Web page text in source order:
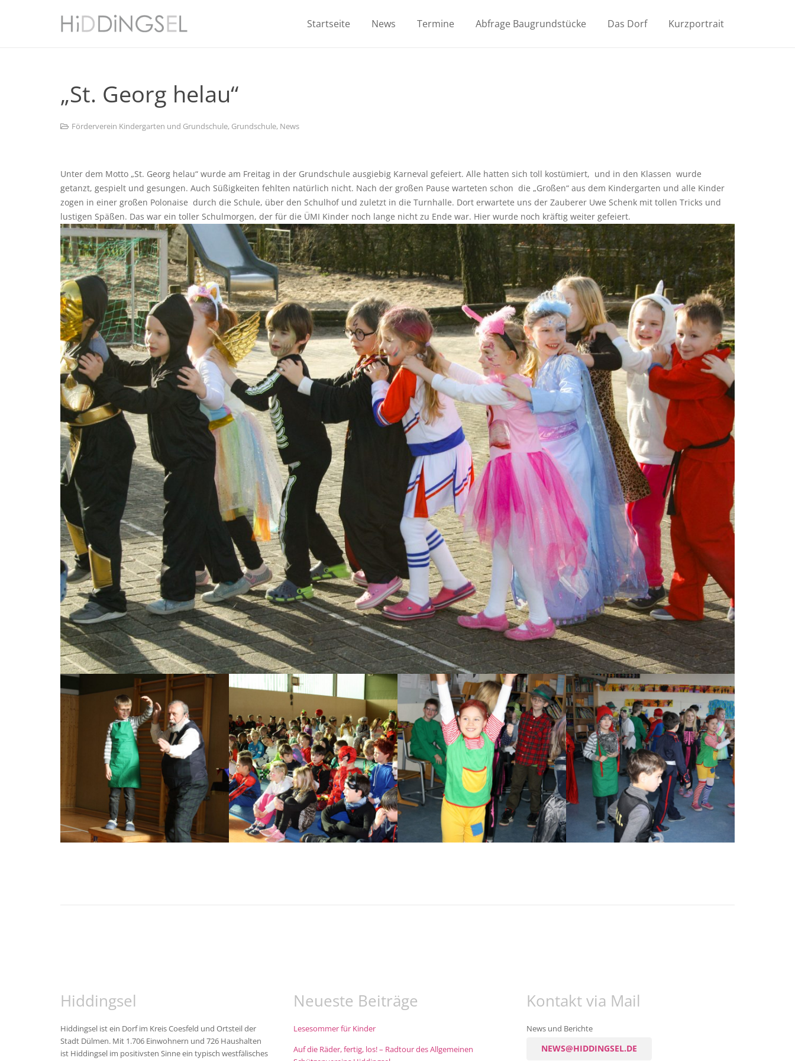
Startseite News Termine Abfrage Baugrundstücke Das Dorf Kurzportrait
„St. Georg helau“
Förderverein Kindergarten und Grundschule, Grundschule, News
Unter dem Motto „St. Georg helau“ wurde am Freitag in der Grundschule ausgiebig Karneval gefeiert. Alle hatten sich toll kostümiert, und in den Klassen wurde
getanzt, gespielt und gesungen. Auch Süßigkeiten fehlten natürlich nicht. Nach der großen Pause warteten schon die „Großen“ aus dem Kindergarten und alle Kinder
zogen in einer großen Polonaise durch die Schule, über den Schulhof und zuletzt in die Turnhalle. Dort erwartete uns der Zauberer Uwe Schenk mit tollen Tricks und
lustigen Späßen. Das war ein toller Schulmorgen, der für die ÜMI Kinder noch lange nicht zu Ende war. Hier wurde noch kräftig weiter gefeiert.
Hiddingsel
Hiddingsel ist ein Dorf im Kreis Coesfeld und Ortsteil der
Stadt Dülmen. Mit 1.706 Einwohnern und 726 Haushalten
ist Hiddingsel im positivsten Sinne ein typisch westfälisches
Neueste Beiträge
Lesesommer für Kinder
Auf die Räder, fertig, los! – Radtour des Allgemeinen
Kontakt via Mail
News und Berichte
NEWS@HIDDINGSEL.DE